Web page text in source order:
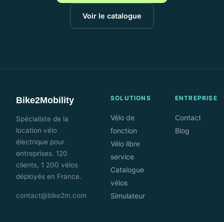
Voir le catalogue
Bike2Mobility
Spécialiste de la
location vélo
électrique pour
entreprises. 120
clients, 1 200 vélos
déployés en France.
contact@bike2m.com
SOLUTIONS
Vélo de
fonction
Vélo libre
service
Catalogue
vélos
Simulateur
ENTREPRISE
Contact
Blog